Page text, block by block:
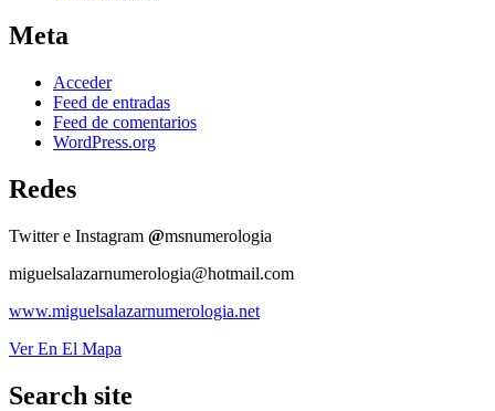
Meta
Acceder
Feed de entradas
Feed de comentarios
WordPress.org
Redes
Twitter e Instagram @msnumerologia
miguelsalazarnumerologia@hotmail.com
www.miguelsalazarnumerologia.net
Ver En El Mapa
Search site